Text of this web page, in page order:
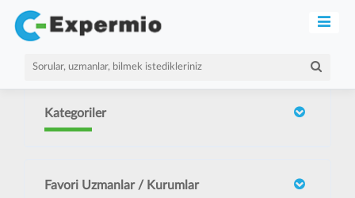
Kategoriler
Favori Uzmanlar / Kurumlar